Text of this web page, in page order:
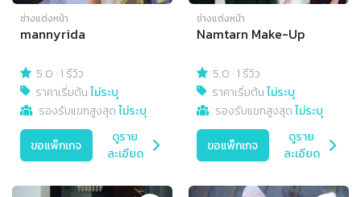
ช่างแต่งหน้า
mannyrida
5.0 ·1 รีวิว
ราคาเริ่มต้นไม่ระบุ
รองรับแขกสูงสุดไม่ระบุ
ขอแพ็กเกจ
ดูราย
ละเอียด
ช่างแต่งหน้า
Namtarn Make-Up
5.0 ·1 รีวิว
ราคาเริ่มต้นไม่ระบุ
รองรับแขกสูงสุดไม่ระบุ
ขอแพ็กเกจ
ดูราย
ละเอียด